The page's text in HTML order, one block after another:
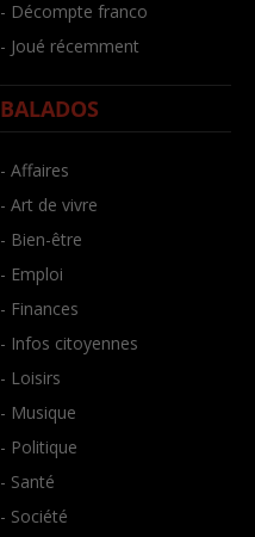
- Décompte franco
- Joué récemment
BALADOS
- Affaires
- Art de vivre
- Bien-être
- Emploi
- Finances
- Infos citoyennes
- Loisirs
- Musique
- Politique
- Santé
- Société